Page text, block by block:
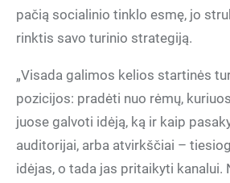
pačią socialinio tinklo esmę, jo
rinktis savo turinio strategiją.
„Visada galimos kelios startinės
pozicijos: pradėti nuo rėmų,
juose galvoti idėją, ką ir kaip
auditorijai, arba atvirkščiai –
idėjas, o tada jas pritaikyti kanalui.